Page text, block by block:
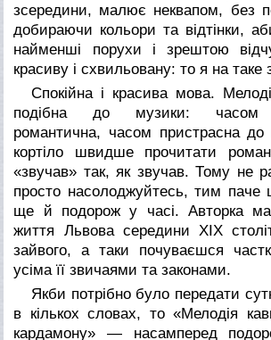
зсередини, малює неквапом, без
добираючи кольори та відтінки,
найменші порухи і зрештою
красиву і схвильовану: то я на таке
Спокійна і красива мова.
подібна до музики: часом
романтична, часом пристрасна
кортіло швидше прочитати
«звучав» так, як звучав. Тому не
просто насолоджуйтесь, тим паче
ще й подорож у часі. Авторка
життя Львова середини ХІХ
зайвого, а таки почуваєшся
усіма її звичаями та законами.
Якби потрібно було передати
в кількох словах, то «Мелодія
кардамону» — насамперед